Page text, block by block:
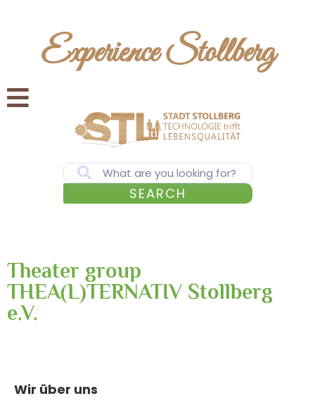
Experience Stollberg
SEARCH
Theater group
THEA(L)TERNATIV Stollberg
e.V.
Wir über uns